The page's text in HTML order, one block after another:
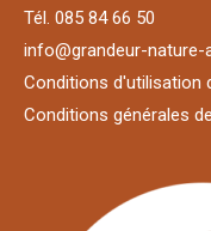
Tél. 085 84 66 50
info@grandeur-nature-
Conditions d'utilisation
Conditions générales